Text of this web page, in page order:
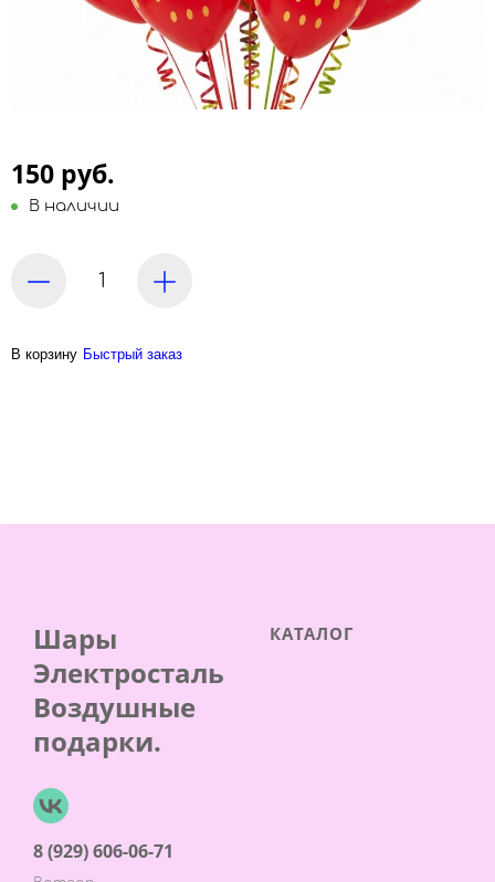
150 руб.
В наличии
В корзину Быстрый заказ
Шары
Электросталь
Воздушные
подарки.
8 (929) 606-06-71
КАТАЛОГ